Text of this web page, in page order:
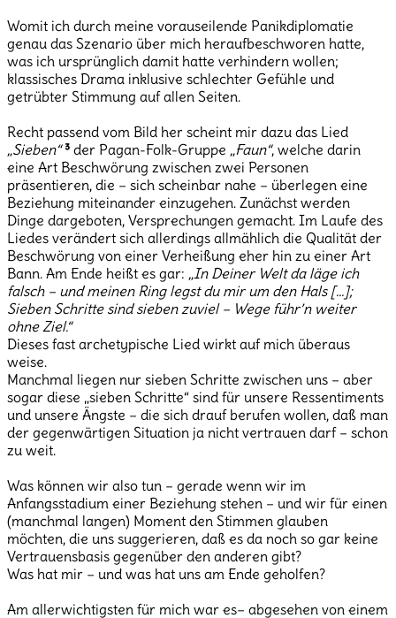
Womit ich durch meine vorauseilende Panikdiplomatie
genau das Szenario über mich heraufbeschworen hatte,
was ich ursprünglich damit hatte verhindern wollen;
klassisches Drama inklusive schlechter Gefühle und
getrübter Stimmung auf allen Seiten.
Recht passend vom Bild her scheint mir dazu das Lied
„Sieben“ ³ der Pagan-Folk-Gruppe „Faun“, welche darin
eine Art Beschwörung zwischen zwei Personen
präsentieren, die – sich scheinbar nahe – überlegen eine
Beziehung miteinander einzugehen. Zunächst werden
Dinge dargeboten, Versprechungen gemacht. Im Laufe des
Liedes verändert sich allerdings allmählich die Qualität der
Beschwörung von einer Verheißung eher hin zu einer Art
Bann. Am Ende heißt es gar: „In Deiner Welt da läge ich
falsch – und meinen Ring legst du mir um den Hals […];
Sieben Schritte sind sieben zuviel – Wege führ’n weiter
ohne Ziel.“
Dieses fast archetypische Lied wirkt auf mich überaus
weise.
Manchmal liegen nur sieben Schritte zwischen uns – aber
sogar diese „sieben Schritte“ sind für unsere Ressentiments
und unsere Ängste – die sich drauf berufen wollen, daß man
der gegenwärtigen Situation ja nicht vertrauen darf – schon
zu weit.
Was können wir also tun – gerade wenn wir im
Anfangsstadium einer Beziehung stehen – und wir für einen
(manchmal langen) Moment den Stimmen glauben
möchten, die uns suggerieren, daß es da noch so gar keine
Vertrauensbasis gegenüber den anderen gibt?
Was hat mir – und was hat uns am Ende geholfen?
Am allerwichtigsten für mich war es– abgesehen von einem